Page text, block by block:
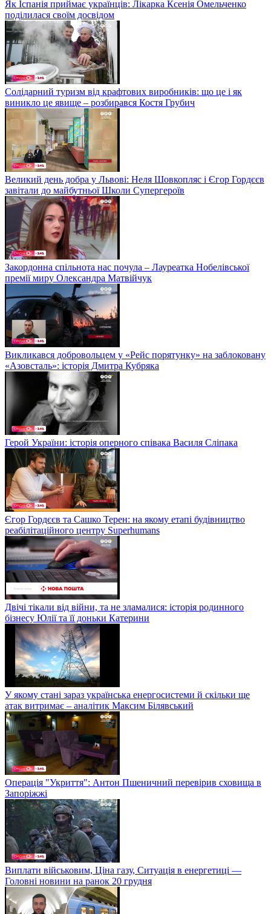
Як Іспанія приймає українців: Лікарка Ксенія Омельченко
поділилася своїм досвідом
Солідарний туризм від крафтових виробників: що це і як
виникло це явище – розбирався Костя Грубич
Великий день добра у Львові: Неля Шовкопляс і Єгор Гордєєв
завітали до майбутньої Школи Супергероїв
Закордонна спільнота нас почула – Лауреатка Нобелівської
премії миру Олександра Матвійчук
Викликався добровольцем у «Рейс порятунку» на заблоковану
«Азовсталь»: історія Дмитра Кубряка
Герой України: історія оперного співака Василя Сліпака
Єгор Гордєєв та Сашко Терен: на якому етапі будівництво
реабілітаційного центру Superhumans
Двічі тікали від війни, та не зламалися: історія родинного
бізнесу Юлії та її доньки Катерини
У якому стані зараз українська енергосистеми й скільки ще
атак витримає – аналітик Максим Білявський
Операція "Укриття": Антон Пшеничний перевірив сховища в
Запоріжжі
Виплати військовим, Ціна газу, Ситуація в енергетиці —
Головні новини на ранок 20 грудня